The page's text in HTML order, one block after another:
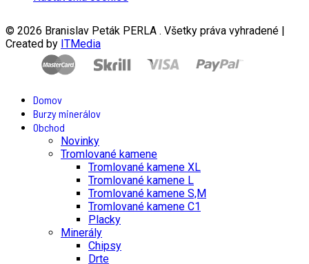
© 2026 Branislav Peták PERLA . Všetky práva vyhradené |
Created by ITMedia
Domov
Burzy minerálov
Obchod
Novinky
Tromlované kamene
Tromlované kamene XL
Tromlované kamene L
Tromlované kamene S,M
Tromlované kamene C1
Placky
Minerály
Chipsy
Drte